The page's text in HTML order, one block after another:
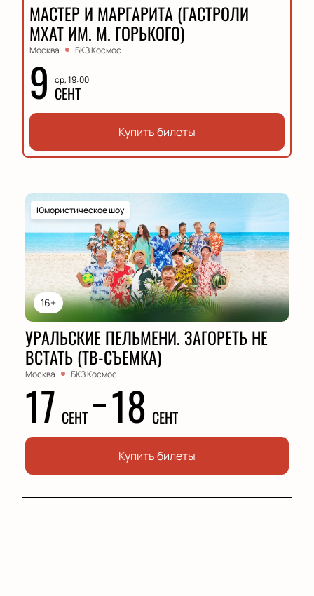
МАСТЕР И МАРГАРИТА (ГАСТРОЛИ
МХАТ ИМ. М. ГОРЬКОГО)
Москва БКЗ Космос
9 ср, 19:00
СЕНТ
Купить билеты
16+
Юмористическое шоу
УРАЛЬСКИЕ ПЕЛЬМЕНИ. ЗАГОРЕТЬ НЕ
ВСТАТЬ (ТВ-СЪЕМКА)
Москва БКЗ Космос
17 СЕНТ 18 СЕНТ
Купить билеты